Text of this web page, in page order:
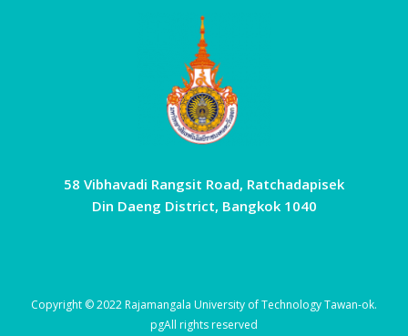
58 Vibhavadi Rangsit Road, Ratchadapisek
Din Daeng District, Bangkok 1040
Copyright © 2022 Rajamangala University of Technology Tawan-ok.
pgAll rights reserved